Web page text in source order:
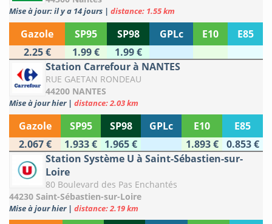
Mise à jour: il y a 14 jours | distance: 1.55 km
Gazole SP95 SP98 GPLc E10
E85
2.25 €
1.99 €
1.99 €
Station Carrefour à NANTES
RUE GAETAN RONDEAU
44200 NANTES
Mise à jour hier | distance: 2.03 km
Gazole SP95 SP98 GPLc E10
E85
2.067 €
1.933 € 1.965 € 1.893 €
0.853 €
Station Système U à Saint-Sébastien-sur-
Loire
80 Boulevard des Pas Enchantés
44230 Saint-Sébastien-sur-Loire
Mise à jour hier | distance: 2.19 km